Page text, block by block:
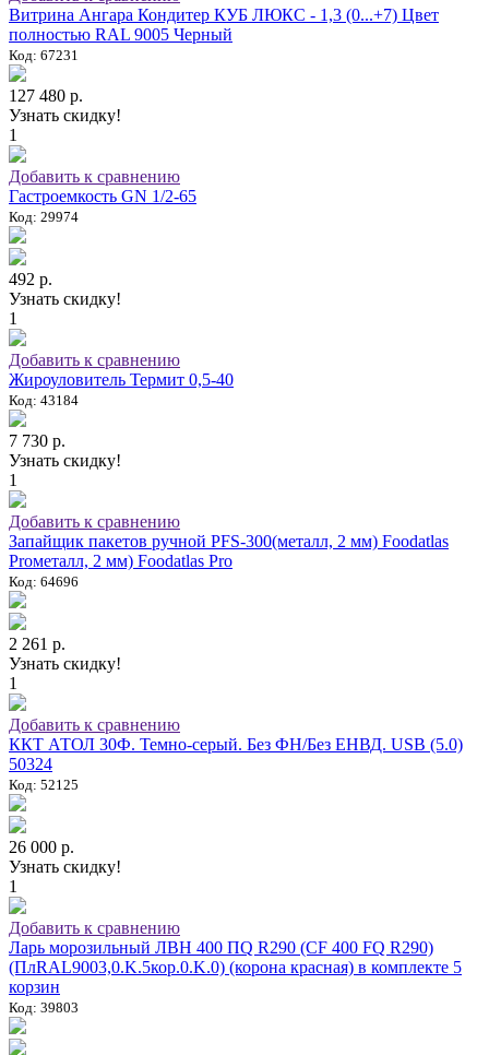
Витрина Ангара Кондитер КУБ ЛЮКС - 1,3 (0...+7) Цвет
полностью RAL 9005 Черный
Код: 67231
127 480 р.
Узнать скидку!
1
Добавить к сравнению
Гастроемкость GN 1/2-65
Код: 29974
492 р.
Узнать скидку!
1
Добавить к сравнению
Жироуловитель Термит 0,5-40
Код: 43184
7 730 р.
Узнать скидку!
1
Добавить к сравнению
Запайщик пакетов ручной PFS-300(металл, 2 мм) Foodatlas
Proметалл, 2 мм) Foodatlas Pro
Код: 64696
2 261 р.
Узнать скидку!
1
Добавить к сравнению
ККТ АТОЛ 30Ф. Темно-серый. Без ФН/Без ЕНВД. USB (5.0)
50324
Код: 52125
26 000 р.
Узнать скидку!
1
Добавить к сравнению
Ларь морозильный ЛВН 400 ПQ R290 (СF 400 FQ R290)
(ПлRAL9003,0.K.5кор.0.K.0) (корона красная) в комплекте 5
корзин
Код: 39803